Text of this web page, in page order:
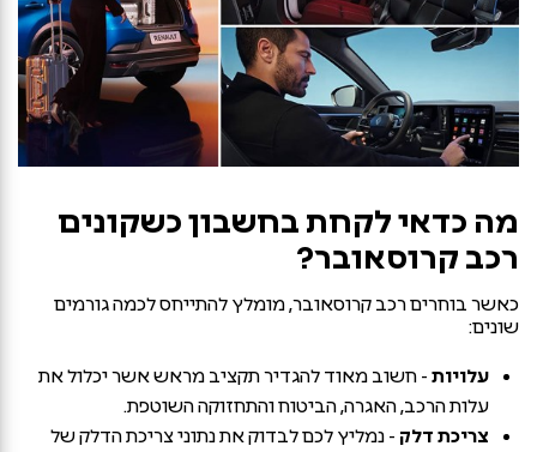
מה כדאי לקחת בחשבון כשקונים
רכב קרוסאובר?
כאשר בוחרים רכב קרוסאובר, מומלץ להתייחס לכמה גורמים
שונים:
עלויות - חשוב מאוד להגדיר תקציב מראש אשר יכלול את
עלות הרכב, האגרה, הביטוח והתחזוקה השוטפת.
צריכת דלק - נמליץ לכם לבדוק את נתוני צריכת הדלק של